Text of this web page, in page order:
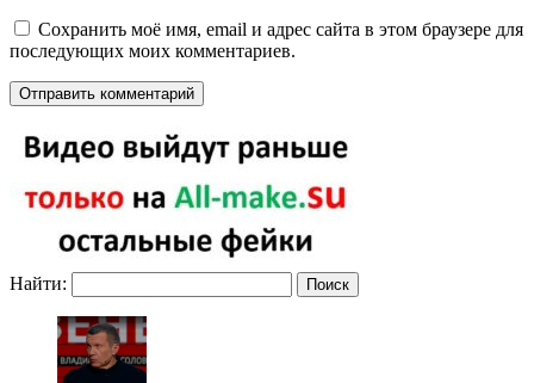
Сохранить моё имя, email и адрес сайта в этом браузере для
последующих моих комментариев.
Найти: